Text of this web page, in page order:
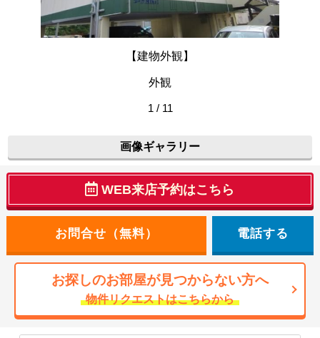
【建物外観】
外観
1 / 11
画像ギャラリー
WEB来店予約はこちら
電話する
お探しのお部屋が見つからない方へ
物件リクエストはこちらから